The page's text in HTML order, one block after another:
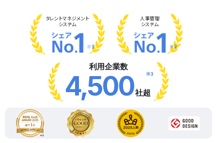
タレントマネジメント
システム
※1
人事管理
システム
※2
利用企業数
4,500社超
※3